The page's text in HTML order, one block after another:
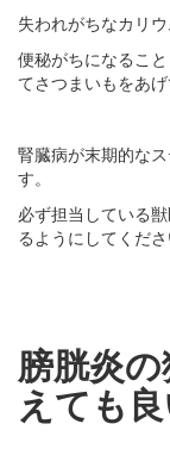
失われがちなカリ
便秘がちになるこ
てさつまいもをあげ
腎臓病が末期的な
す。
必ず担当している
るようにしてくださ
膀胱炎
えても